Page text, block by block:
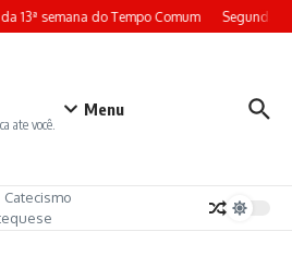
13ª semana do Tempo Comum Segunda-
ate você.
Menu
Catecismo